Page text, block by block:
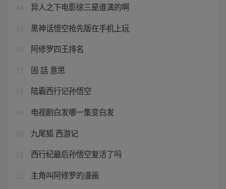
14 异人之下电影徐三是谁演的啊
15 黑神话悟空抢先版在手机上玩
16 阿修罗四王排名
17 固 話 意思
18 陆霸西行记孙悟空
19 电视剧白发哪一集变白发
20 九尾狐 西游记
21 西行纪最后孙悟空复活了吗
22 主角叫阿修罗的漫画